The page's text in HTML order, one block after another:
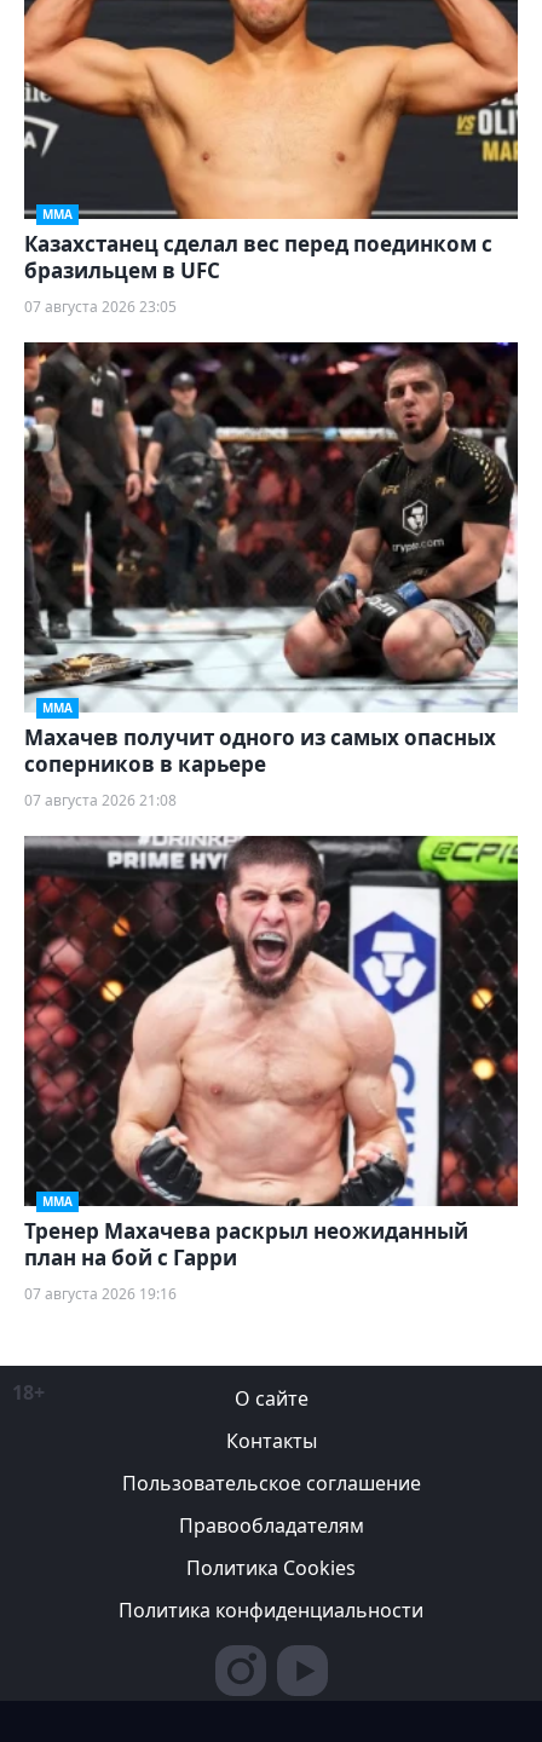
ММА
Казахстанец сделал вес перед поединком с
бразильцем в UFC
07 августа 2026 23:05
ММА
Махачев получит одного из самых опасных
соперников в карьере
07 августа 2026 21:08
ММА
Тренер Махачева раскрыл неожиданный
план на бой с Гарри
07 августа 2026 19:16
18+
О сайте
Контакты
Пользовательское соглашение
Правообладателям
Политика Cookies
Политика конфиденциальности